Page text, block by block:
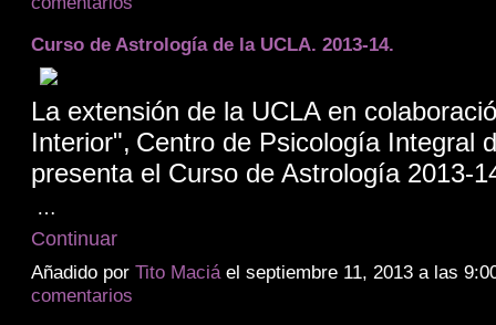
Curso de Astrología de la UCLA. 2013-14.
La extensión de la UCLA en
Interior", Centro de Psicología Integral
presenta el Curso de Astrología 2013-
…
Continuar
Añadido por Tito Maciáel septiembre 11, 2013 a las
comentarios